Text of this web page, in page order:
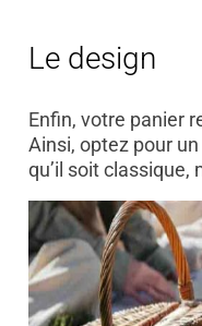
Le design
Enfin, votre panier
Ainsi, optez pour
qu’il soit classique,